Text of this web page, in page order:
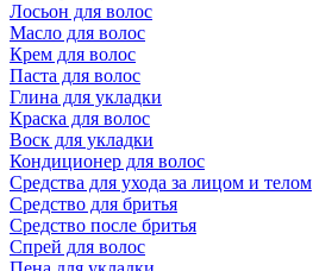
Лосьон для волос
Масло для волос
Крем для волос
Паста для волос
Глина для укладки
Краска для волос
Воск для укладки
Кондиционер для волос
Средства для ухода за лицом и телом
Средство для бритья
Средство после бритья
Спрей для волос